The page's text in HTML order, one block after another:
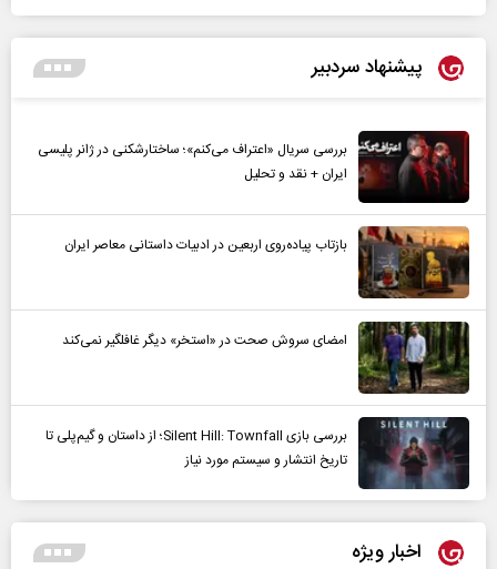
پیشنهاد سردبیر
بررسی سریال «اعتراف می‌کنم»؛ ساختارشکنی در ژانر پلیسی
ایران + نقد و تحلیل
بازتاب پیاده‌روی اربعین در ادبیات داستانی معاصر ایران
امضای سروش صحت در «استخر» دیگر غافلگیر نمی‌کند
بررسی بازی Silent Hill: Townfall؛ از داستان و گیم‌پلی تا
تاریخ انتشار و سیستم مورد نیاز
اخبار ویژه